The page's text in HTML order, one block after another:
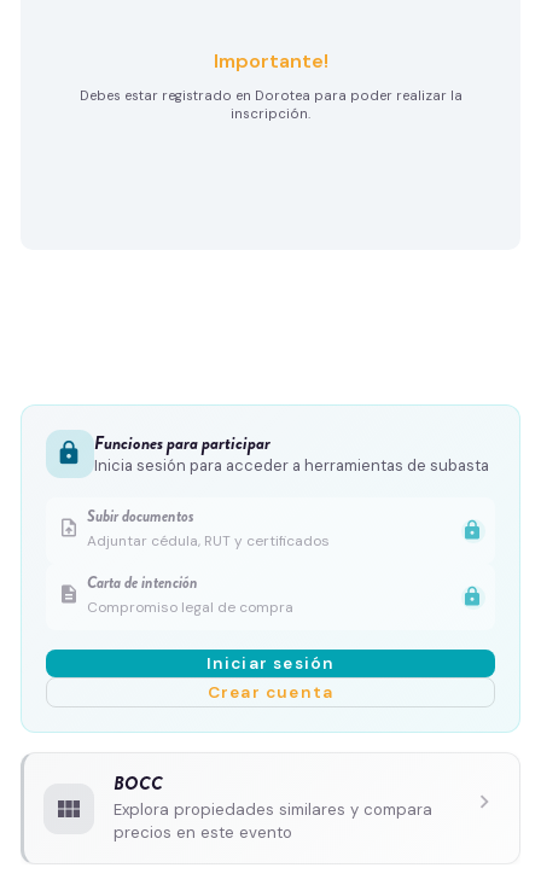
Importante!
Debes estar registrado en Dorotea para poder realizar la
inscripción.
lock Funciones para participar
Inicia sesión para acceder a herramientas de subasta
upload_file Subir documentos
Adjuntar cédula, RUT y certificados
lock
description Carta de intención
Compromiso legal de compra
lock
Iniciar sesión
Crear cuenta
view_module
BOCC
Explora propiedades similares y compara
precios en este evento
chevron_right